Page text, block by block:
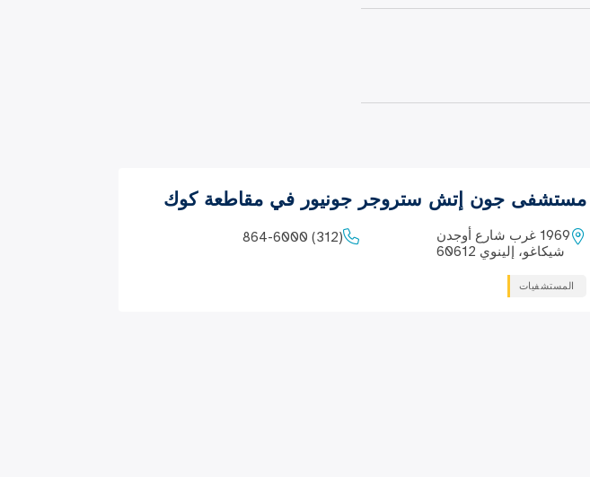
مستشفى جون إتش ستروجر جونيور في مقاطعة كوك
1969 غرب شارع أوجدن
شيكاغو، إلينوي 60612
(312) 864-6000
المستشفيات